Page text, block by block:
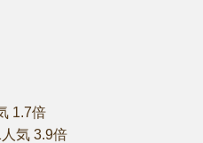
1.7倍
気 3.9倍